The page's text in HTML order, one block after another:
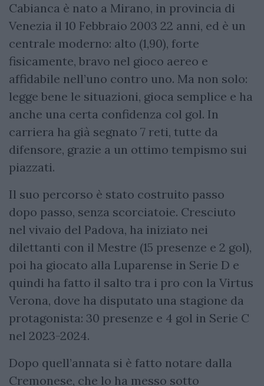
Cabianca è nato a Mirano, in provincia di
Venezia il 10 Febbraio 2003 22 anni, ed è un
centrale moderno: alto (1,90), forte
fisicamente, bravo nel gioco aereo e
affidabile nell’uno contro uno. Ma non solo:
legge bene le situazioni, gioca semplice e ha
anche una certa confidenza col gol. In
carriera ha già segnato 7 reti, tutte da
difensore, grazie a un ottimo tempismo sui
piazzati.
Il suo percorso è stato costruito passo
dopo passo, senza scorciatoie. Cresciuto
nel vivaio del Padova, ha iniziato nei
dilettanti con il Mestre (15 presenze e 2 gol),
poi ha giocato alla Luparense in Serie D e
quindi ha fatto il salto tra i pro con la Virtus
Verona, dove ha disputato una stagione da
protagonista: 30 presenze e 4 gol in Serie C
nel 2023-2024.
Dopo quell’annata si è fatto notare dalla
Cremonese, che lo ha messo sotto